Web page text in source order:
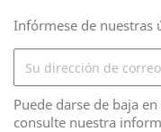
Infórmese de nuestras
Puede darse de baja
consulte nuestra